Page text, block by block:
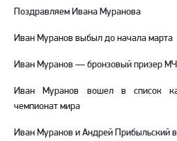
Поздравляем Ивана Муранова
Иван Муранов выбыл до начала марта
Иван Муранов — бронзовый призер
Иван Муранов вошел в список
чемпионат мира
Иван Муранов и Андрей Прибыльский